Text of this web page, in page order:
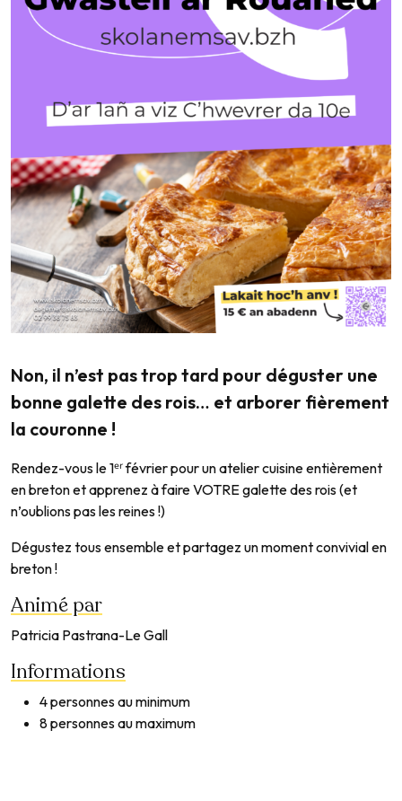
Non, il n’est pas trop tard pour déguster une
bonne galette des rois… et arborer fièrement
la couronne !
Rendez-vous le 1ᵉʳ février pour un atelier cuisine entièrement
en breton et apprenez à faire VOTRE galette des rois (et
n’oublions pas les reines !)
Dégustez tous ensemble et partagez un moment convivial en
breton !
Animé par
Patricia Pastrana-Le Gall
Informations
4 personnes au minimum
8 personnes au maximum